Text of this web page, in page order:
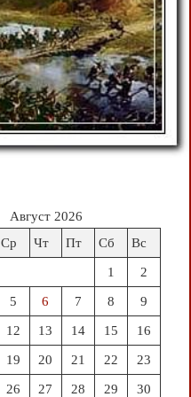
Август 2026
Ср Чт Пт Сб Вс
1 2
5 6 7 8 9
12 13 14 15 16
19 20 21 22 23
26 27 28 29 30